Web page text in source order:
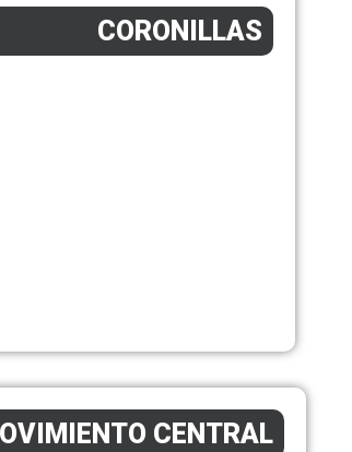
CORONILLAS
CENTRAL